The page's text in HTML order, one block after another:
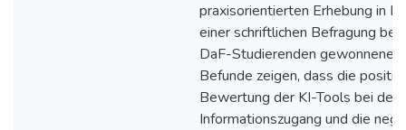
praxisorientierten Erhebung in
einer schriftlichen Befragung bei
DaF-Studierenden gewonnenen
Befunde zeigen, dass die
Bewertung der KI-Tools bei dem
Informationszugang und die